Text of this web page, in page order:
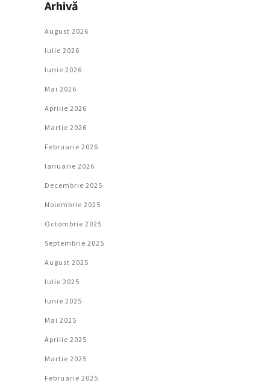
Arhivă
August 2026
Iulie 2026
Iunie 2026
Mai 2026
Aprilie 2026
Martie 2026
Februarie 2026
Ianuarie 2026
Decembrie 2025
Noiembrie 2025
Octombrie 2025
Septembrie 2025
August 2025
Iulie 2025
Iunie 2025
Mai 2025
Aprilie 2025
Martie 2025
Februarie 2025